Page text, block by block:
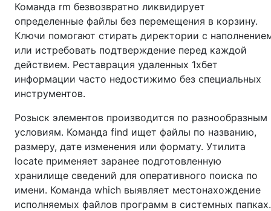
Команда rm безвозвратно ликвидирует
определенные файлы без перемещения в корзину.
Ключи помогают стирать директории с
или истребовать подтверждение перед каждой
действием. Реставрация удаленных 1хбет
информации часто недостижимо без специальных
инструментов.
Розыск элементов производится по разнообразным
условиям. Команда find ищет файлы по названию,
размеру, дате изменения или формату. Утилита
locate применяет заранее подготовленную
хранилище сведений для оперативного поиска по
имени. Команда which выявляет местонахождение
исполняемых файлов программ в системных папках.